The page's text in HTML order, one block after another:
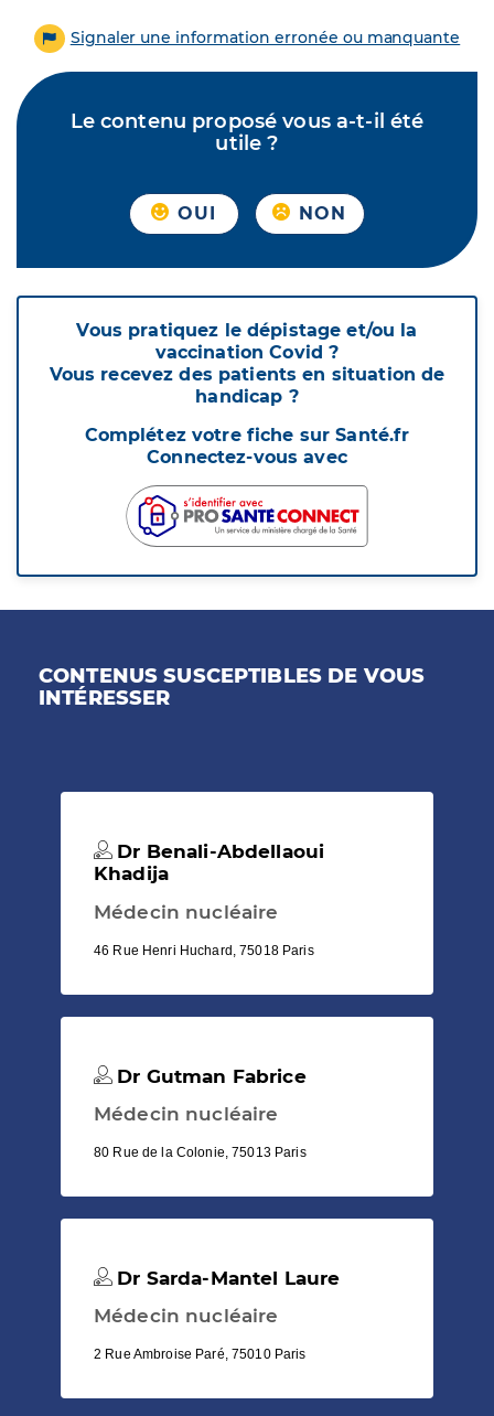
Signaler une information erronée ou manquante
Le contenu proposé vous a-t-il été
utile ?
OUI NON
Vous pratiquez le dépistage et/ou la
vaccination Covid ?
Vous recevez des patients en situation de
handicap ?
Complétez votre fiche sur Santé.fr
Connectez-vous avec
CONTENUS SUSCEPTIBLES DE VOUS
INTÉRESSER
Dr Benali-Abdellaoui
Khadija
Médecin nucléaire
46 Rue Henri Huchard, 75018 Paris
Dr Gutman Fabrice
Médecin nucléaire
80 Rue de la Colonie, 75013 Paris
Dr Sarda-Mantel Laure
Médecin nucléaire
2 Rue Ambroise Paré, 75010 Paris